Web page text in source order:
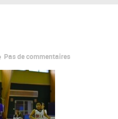
Pas de commentaires